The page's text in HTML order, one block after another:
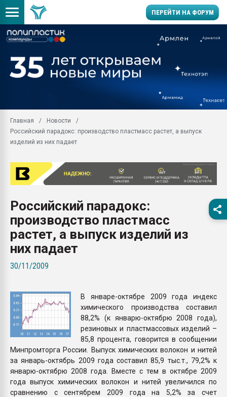
ПЕРЕЙТИ НА ФОРУМ
производство SPC
заводу пластмасс"
28.07.2026
первый план в
28.07.2026
ситуацией на
Всё, что касается
Главная
Новости
Российский парадокс: производство пластмасс растет, а выпуск
изделий из них падает
Российский парадокс:
производство пластмасс
растет, а выпуск изделий из
них падает
30/11/2009
В январе-октябре 2009 года индекс
химического производства составил
88,2% (к январю-октябрю 2008 года),
резиновых и пластмассовых изделий –
85,8 процента, говорится в сообщении
Минпромторга России. Выпуск химических волокон и нитей
за январь-октябрь 2009 года составил 85,9 тыс.т., 79,2% к
январю-октябрю 2008 года. Вместе с тем в октябре 2009
года выпуск химических волокон и нитей увеличился по
сравнению с сентябрем 2009 года на 5,2% за счет